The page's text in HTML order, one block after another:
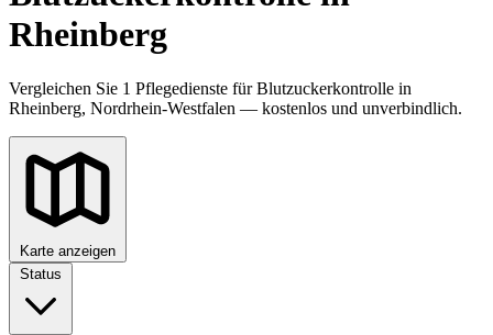
Rheinberg
Vergleichen Sie 1 Pflegedienste für Blutzuckerkontrolle in
Rheinberg, Nordrhein-Westfalen — kostenlos und unverbindlich.
Karte anzeigen
Status